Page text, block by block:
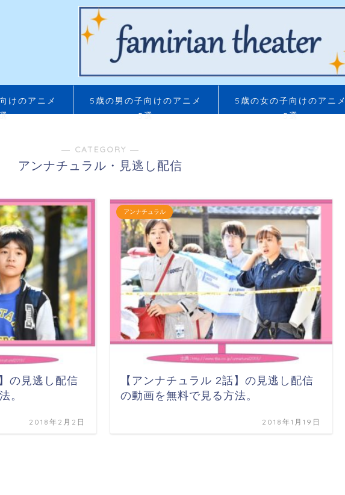
けのアニメ
5歳の男の子向けのアニメ
5選
5歳の女の子向けのアニメ
5選
― CATEGORY ―
アンナチュラル・見逃し配信
の見逃し配信
。
2018年2月2日
アンナチュラル
【アンナチュラル 2話】の見逃し配信
の動画を無料で見る方法。
2018年1月19日